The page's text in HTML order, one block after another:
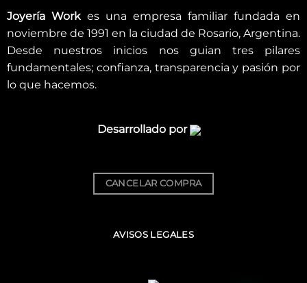
Joyería Workes una empresa familiar fundada en
noviembre de 1991 en la ciudad de Rosario, Argentina.
Desde nuestros inicios nos guian tres pilares
fundamentales; confianza, transparencia y pasión por
lo que hacemos.
Desarrollado por
CANCELAR COMPRA
AVISOS LEGALES